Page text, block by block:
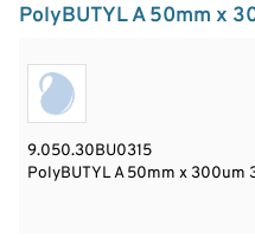
PolyBUTYL A 50mm x
9.050.30BU0315
PolyBUTYL A 50mm x 300um